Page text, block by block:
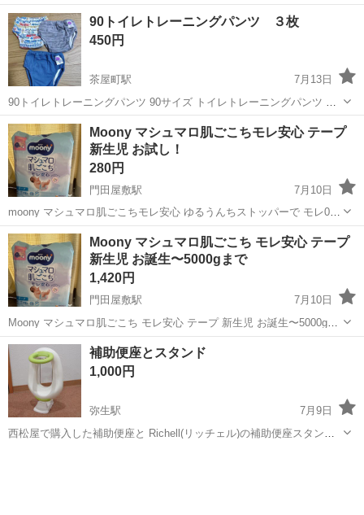
層タイプ。 タグに記名あり。 うんちもれはほぼしなかったので、内側
に汚れは見られないです。 他のトイレトレーニングパンツ・補助便
座・敷き布団・敷パッ...
岡山 倉敷市 茶屋町駅 ベビー用品 トイレトレーニング
90トイレトレーニングパンツ ３枚
450円
茶屋町駅
7月13日
90トイレトレーニングパンツ 90サイズ トイレトレーニングパンツ ３
枚セット 西松屋にて購入。 6層タイプ、吊り干す時に分かれるので早
く乾きやすいです(最後の画像参照) タグに記名あり。 うんちもれはほ
ぼしなかったの...
岡山 倉敷市 ベビー用品
Moony マシュマロ肌ごこちモレ安心 テープ
新生児 お試し！
280円
門田屋敷駅
7月10日
moony マシュマロ肌ごこちモレ安心 ゆるうんちストッパーで モレ0へ
新生児 テープ お誕生~5kg ゆるうんちストッパー付き！ 試したい方に
是非！ 1-10枚 290円 11-20枚 540円 21-30...
岡山 岡山市 門田屋敷駅 ベビー用品
Moony マシュマロ肌ごこち モレ安心 テープ
新生児 お誕生〜5000gまで
1,420円
門田屋敷駅
7月10日
Moony マシュマロ肌ごこち モレ安心 テープ 新生児 お誕生〜5000gに
なります。 新品未使用未開封品になります。 ローソン岡山桜橋三丁目
店まで、できるだけ早くとりにきてくれる方を優先させていただきま
す。 よろしくおね...
岡山 岡山市 門田屋敷駅 ベビー用品
補助便座とスタンド
1,000円
弥生駅
7月9日
西松屋で購入した補助便座と Richell(リッチェル)の補助便座スタンド